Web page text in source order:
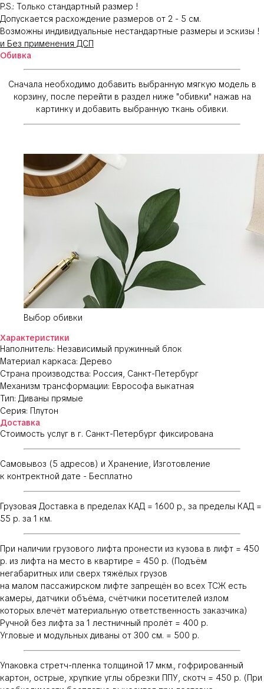
P.S.: Только стандартный размер !
Допускается расхождение размеров от 2 - 5 см.
Возможны индивидуальные нестандартные размеры и эскизы !
и Без применения ДСП
Обивка
Сначала необходимо добавить выбранную мягкую модель в
корзину, после перейти в раздел ниже "обивки" нажав на
картинку и добавить выбранную ткань обивки.
Выбор обивки
Характеристики
Наполнитель: Независимый пружинный блок
Материал каркаса: Дерево
Страна производства: Россия, Санкт-Петербург
Механизм трансформации: Еврософа выкатная
Тип: Диваны прямые
Серия: Плутон
Доставка
Стоимость услуг в г. Санкт-Петербург фиксирована
Самовывоз (5 адресов) и Хранение, Изготовление
к контректной дате - Бесплатно
Грузовая Доставка в пределах КАД = 1600 р., за пределы КАД =
55 р. за 1 км.
При наличии грузового лифта пронести из кузова в лифт = 450
р. из лифта на место в квартире = 450 р. (Подъём
негабаритных или сверх тяжёлых грузов
на малом пассажирском лифте запрещён во всех ТСЖ есть
камеры, датчики объёма, счётчики посетителей излом
которых влечёт материальную ответственность заказчика)
Ручной без лифта за 1 лестничный пролёт = 400 р.
Угловые и модульных диваны от 300 см. = 500 р.
Упаковка стретч-пленка толщиной 17 мкм., гофрированный
картон, острые, хрупкие углы обрезки ППУ, скотч = 450 р. (При